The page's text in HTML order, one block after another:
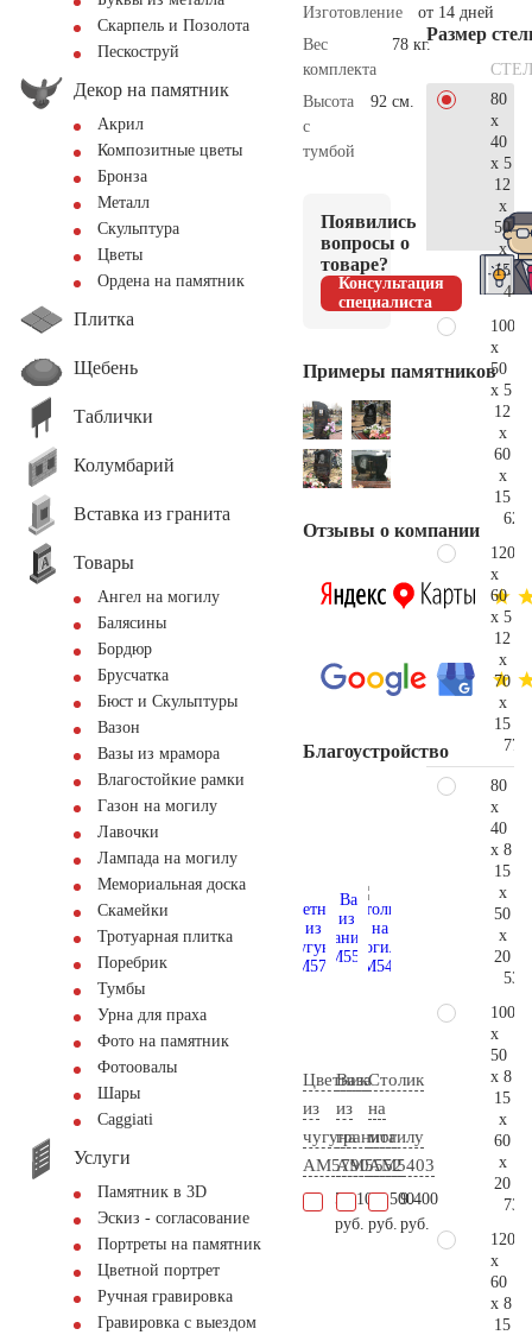
Скарпель и Позолота
Пескоструй
Декор на памятник
Акрил
Композитные цветы
Бронза
Металл
Скульптура
Цветы
Ордена на памятник
Плитка
Щебень
Таблички
Колумбарий
Вставка из гранита
Товары
Ангел на могилу
Балясины
Бордюр
Брусчатка
Бюст и Скульптуры
Вазон
Вазы из мрамора
Влагостойкие рамки
Газон на могилу
Лавочки
Лампада на могилу
Мемориальная доска
Скамейки
Тротуарная плитка
Поребрик
Тумбы
Урна для праха
Фото на памятник
Фотоовалы
Шары
Сaggiati
Услуги
Памятник в 3D
Эскиз - согласование
Портреты на памятник
Цветной портрет
Ручная гравировка
Гравировка с выездом
Изготовление
от 14 дней
Вес
комплекта
78 кг.
Высота
с
тумбой
92 см.
Появились
вопросы о
товаре?
Консультация
специалиста
Примеры памятников
Отзывы о компании
Благоустройство
Цветник
из
чугуна
AM5790
59.100
руб.
Ваза
из
гранита
AM5552
12.500
руб.
Столик
на
могилу
AM5403
9.400
руб.
Размер
80
x
40
x 5
12
x
50
x
15
100
x
50
x 5
12
x
60
x
15
120
x
60
x 5
12
x
70
x
15
80
x
40
x 8
15
x
50
x
20
100
x
50
x 8
15
x
60
x
20
120
x
60
x 8
15